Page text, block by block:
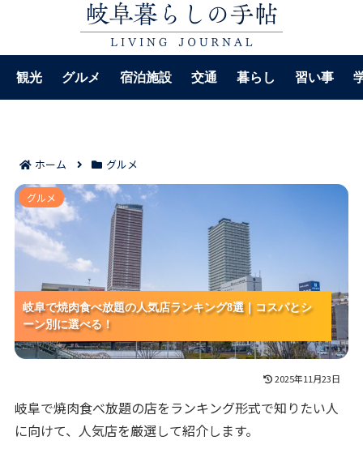
観光 グルメ 宿泊施設 交通 暮らし 習い事
ホーム グルメ
岐阜で焼肉食べ放題の人気店ランキング8選｜コスパと
シーン別に選べる！
岐阜で焼肉食べ放題の人気店ランキング8選｜コスパとシ
ーン別に選べる！
岐阜で焼肉食べ放題の人気店ランキング8選｜コスパとシ
ーン別に選べる！
岐阜で焼肉食べ放題の人気店ランキング8選｜コスパとシ
ーン別に選べる！
グルメ
2025年11月23日
岐阜で焼肉食べ放題の店をランキング形式で知りたい人
に向けて、人気店を厳選して紹介します。